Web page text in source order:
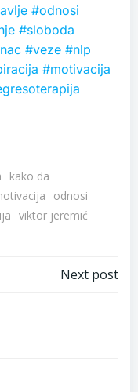
#odnosi
#sloboda
#veze #nlp
#motivacija
kako da
odnosi
viktor jeremić
Next post